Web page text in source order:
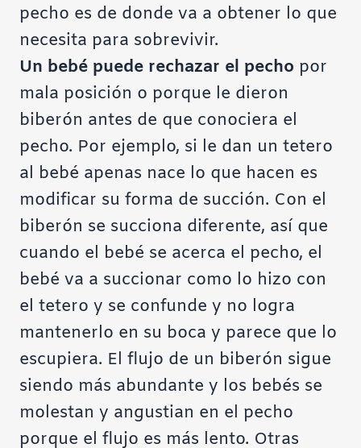
pecho es de donde va a obtener lo que
necesita para sobrevivir.
Un bebé puede rechazar el pecho por
mala posición o porque le dieron
biberón antes de que conociera el
pecho. Por ejemplo, si le dan un tetero
al bebé apenas nace lo que hacen es
modificar su forma de succión. Con el
biberón se succiona diferente, así que
cuando el bebé se acerca el pecho, el
bebé va a succionar como lo hizo con
el tetero y se confunde y no logra
mantenerlo en su boca y parece que lo
escupiera. El flujo de un biberón sigue
siendo más abundante y los bebés se
molestan y angustian en el pecho
porque el flujo es más lento. Otras